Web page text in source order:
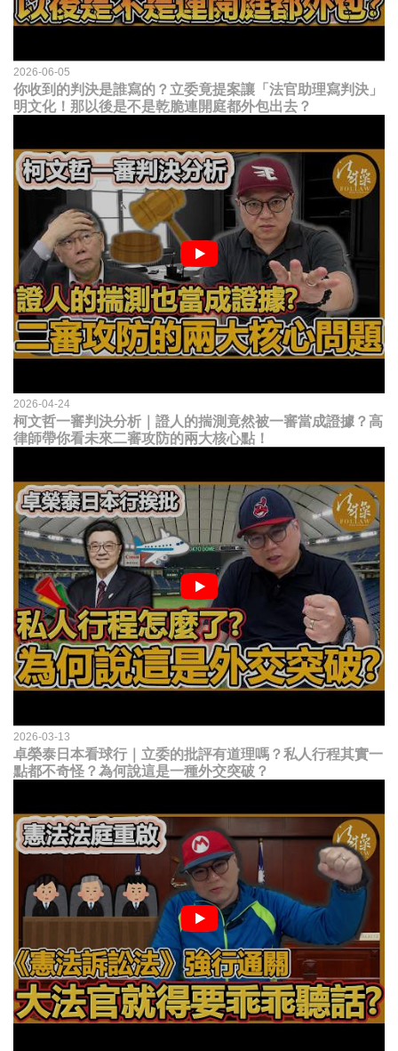
2026-06-05
你收到的判決是誰寫的？立委竟提案讓「法官助理寫判決」
明文化！那以後是不是乾脆連開庭都外包出去？
2026-04-24
柯文哲一審判決分析｜證人的揣測竟然被一審當成證據？高
律師帶你看未來二審攻防的兩大核心點！
2026-03-13
卓榮泰日本看球行｜立委的批評有道理嗎？私人行程其實一
點都不奇怪？為何說這是一種外交突破？